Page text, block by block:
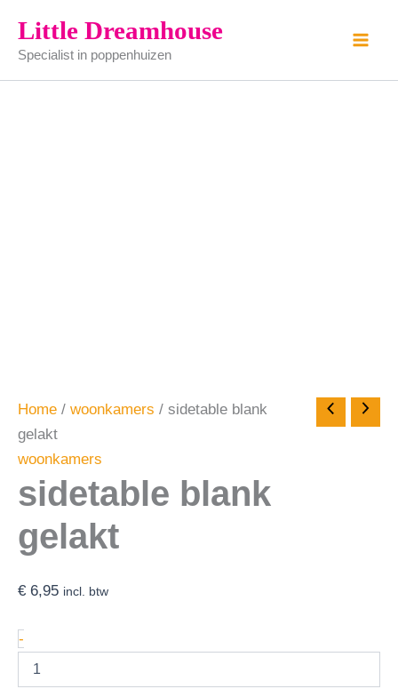
naar
inhoud
Little Dreamhouse
Specialist in poppenhuizen
Home / woonkamers / sidetable blank
gelakt
woonkamers
sidetable blank
gelakt
€ 6,95 incl. btw
-
blank
gelakt
aantal